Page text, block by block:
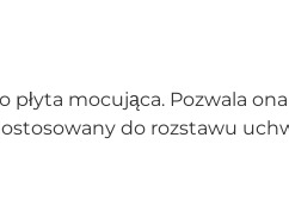
płyta mocująca. Pozwala
do rozstawu